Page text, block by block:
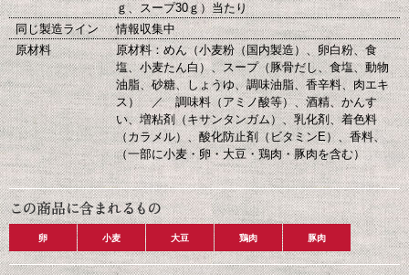
ｇ、スープ30ｇ）当たり
同じ製造ライン
情報収集中
原材料
原材料：めん（小麦粉（国内製造）、卵白粉、食
塩、小麦たん白）、スープ（豚骨だし、食塩、動物
油脂、砂糖、しょうゆ、調味油脂、香辛料、肉エキ
ス） ／ 調味料（アミノ酸等）、酒精、かんす
い、増粘剤（キサンタンガム）、乳化剤、着色料
（カラメル）、酸化防止剤（ビタミンE）、香料、
（一部に小麦・卵・大豆・鶏肉・豚肉を含む）
卵 小麦 大豆 鶏肉 豚肉